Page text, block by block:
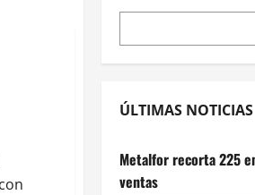
ÚLTIMAS NOTICIAS
Metalfor recorta 225
ventas